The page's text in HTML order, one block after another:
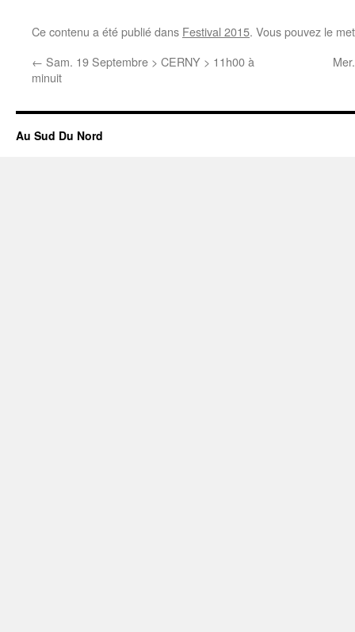
Ce contenu a été publié dans Festival 2015. Vous pouvez le
← Sam. 19 Septembre > CERNY > 11h00 à
minuit
Au Sud Du Nord